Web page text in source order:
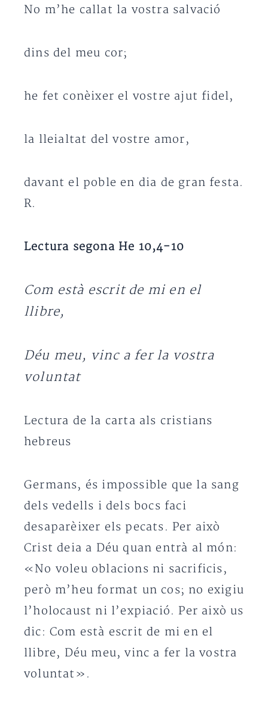
No m’he callat la vostra salvació
dins del meu cor;
he fet conèixer el vostre ajut fidel,
la lleialtat del vostre amor,
davant el poble en dia de gran festa.
R.
Lectura segona He 10,4-10
Com està escrit de mi en el
llibre,
Déu meu, vinc a fer la vostra
voluntat
Lectura de la carta als cristians
hebreus
Germans, és impossible que la sang
dels vedells i dels bocs faci
desaparèixer els pecats. Per això
Crist deia a Déu quan entrà al món:
«No voleu oblacions ni sacrificis,
però m’heu format un cos; no exigiu
l’holocaust ni l’expiació. Per això us
dic: Com està escrit de mi en el
llibre, Déu meu, vinc a fer la vostra
voluntat».